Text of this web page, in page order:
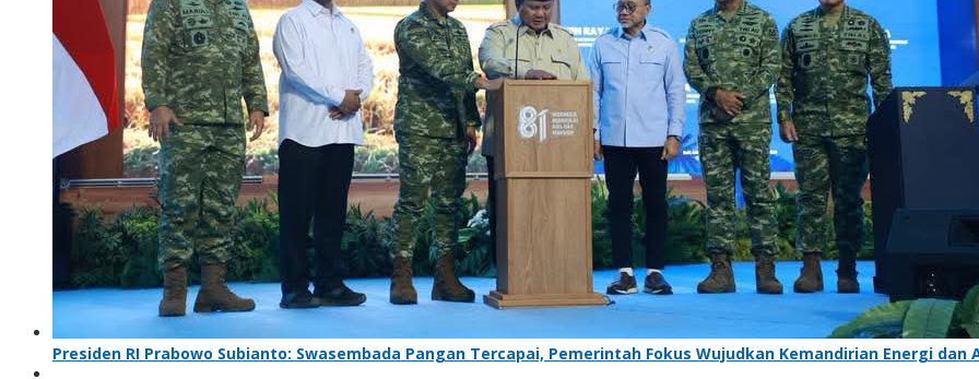
Presiden RI Prabowo Subianto: Swasembada Pangan Tercapai, Pemerintah Fokus Wujudkan Kemandirian Energi dan